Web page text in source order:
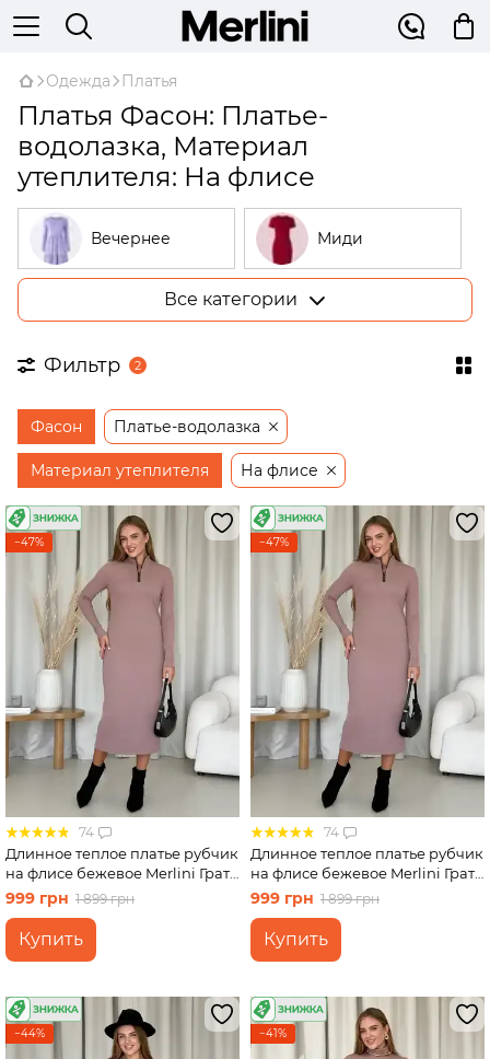
Одежда Платья
Платья Фасон: Платье-
водолазка, Материал
утеплителя: На флисе
Вечернее Миди
размеры
В рубчик
На запах
Бежевые
плечи
Платья-
трапеции
Все категории
Фильтр 2
Фасон Платье-водолазка
Материал утеплителя На флисе
−47%
74
Длинное теплое платье рубчик
на флисе бежевое Merlini Грата
700001822 размер S-M
999 грн 1 899 грн
Купить
−47%
74
Длинное теплое платье рубчик
на флисе бежевое Merlini Грата
700001822 размер L-XL
999 грн 1 899 грн
Купить
−44% −41%